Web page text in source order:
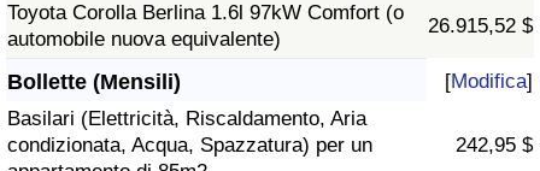
Toyota Corolla Berlina 1.6l 97kW Comfort (o
automobile nuova equivalente)
26.915,52 $
Bollette (Mensili) [Modifica]
Basilari (Elettricità, Riscaldamento, Aria
condizionata, Acqua, Spazzatura) per un
242,95 $